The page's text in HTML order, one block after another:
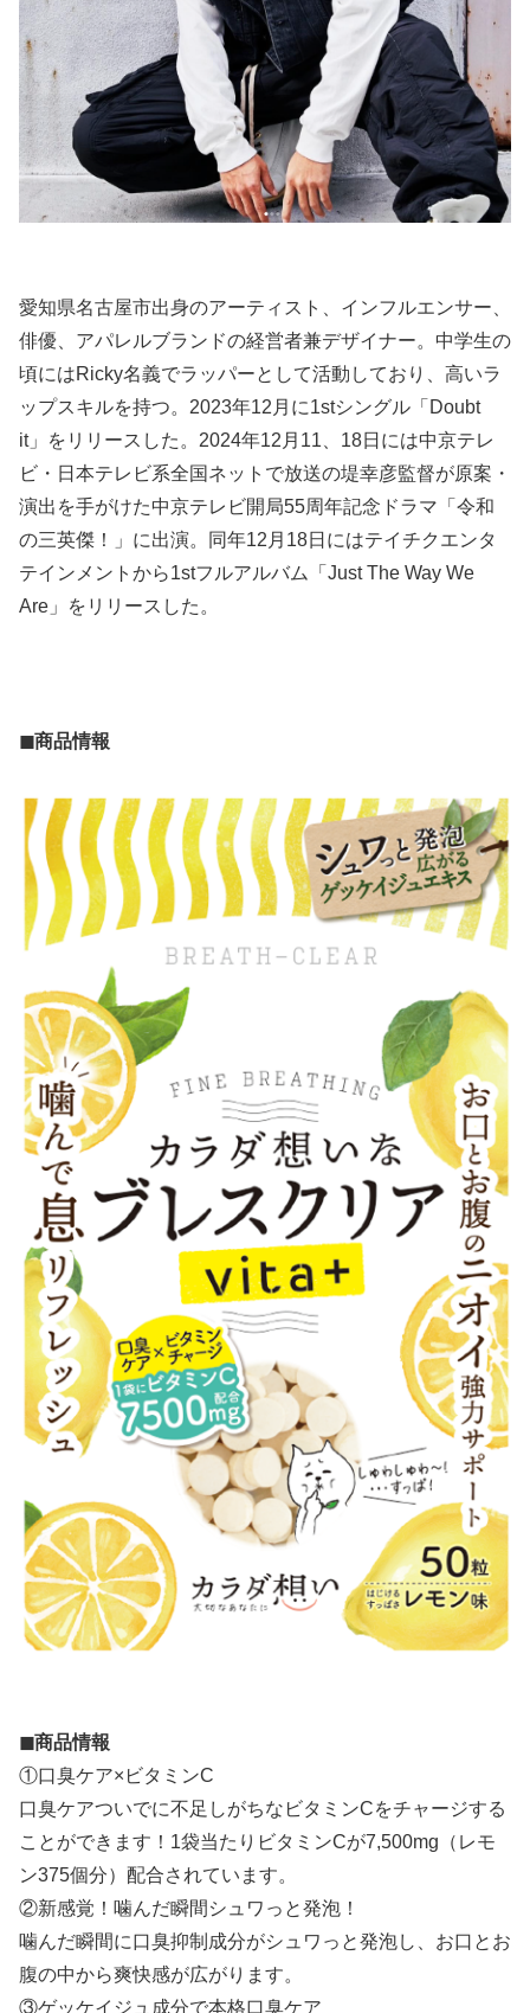
愛知県名古屋市出身のアーティスト、インフルエンサー、
俳優、アパレルブランドの経営者兼デザイナー。中学生の
頃にはRicky名義でラッパーとして活動しており、高いラ
ップスキルを持つ。2023年12月に1stシングル「Doubt
it」をリリースした。2024年12月11、18日には中京テレ
ビ・日本テレビ系全国ネットで放送の堤幸彦監督が原案・
演出を手がけた中京テレビ開局55周年記念ドラマ「令和
の三英傑！」に出演。同年12月18日にはテイチクエンタ
テインメントから1stフルアルバム「Just The Way We
Are」をリリースした。
◼︎商品情報
◼︎商品情報
①口臭ケア×ビタミンC
口臭ケアついでに不足しがちなビタミンCをチャージする
ことができます！1袋当たりビタミンCが7,500mg（レモ
ン375個分）配合されています。
②新感覚！噛んだ瞬間シュワっと発泡！
噛んだ瞬間に口臭抑制成分がシュワっと発泡し、お口とお
腹の中から爽快感が広がります。
③ゲッケイジュ成分で本格口臭ケア